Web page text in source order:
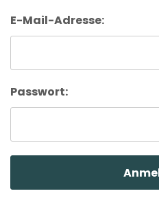
E-Mail-Adresse:
Passwort: